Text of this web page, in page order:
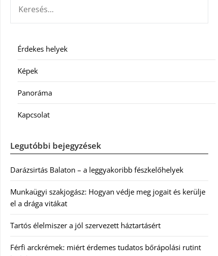
Érdekes helyek
Képek
Panoráma
Kapcsolat
Legutóbbi bejegyzések
Darázsirtás Balaton – a leggyakoribb fészkelőhelyek
Munkaügyi szakjogász: Hogyan védje meg jogait és kerülje
el a drága vitákat
Tartós élelmiszer a jól szervezett háztartásért
Férfi arckrémek: miért érdemes tudatos bőrápolási rutint